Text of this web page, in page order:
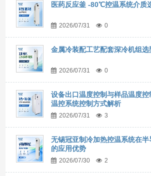
医药反应釜 -80℃控温系统介质
2026/07/31 0
金属冷装配工艺配套深冷机组选
2026/07/31 0
设备出口温度控制与样品温度
温控系统控制方式解析
2026/07/31 3
无锡冠亚制冷加热控温系统在
的应用优势
2026/07/30 2